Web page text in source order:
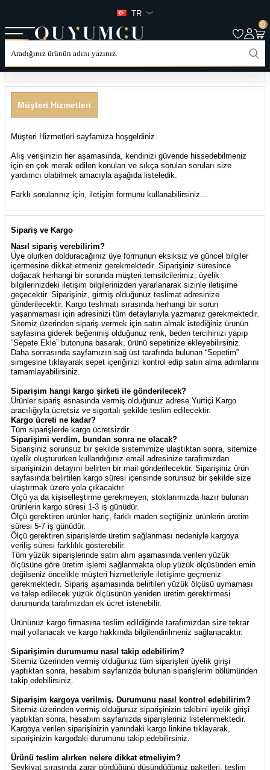
TR
0
Müşteri Hizmetleri
Müşteri Hizmetleri sayfamıza hoşgeldiniz.
Alış verişinizin her aşamasında, kendinizi güvende hissedebilmeniz
için en çok merak edilen konuları ve sıkça sorulan soruları size
yardımcı olabilmek amacıyla aşağıda listeledik.
Farklı sorularınız için, iletişim formunu kullanabilirsiniz...
Sipariş ve Kargo
Nasıl sipariş verebilirim?
Üye olurken dolduracağınız üye formunun eksiksiz ve güncel bilgiler
içermesine dikkat etmeniz gerekmektedir. Siparişiniz süresince
doğacak herhangi bir sorunda müşteri temsilcilerimiz, üyelik
bilgilerinizdeki iletişim bilgilerinizden yararlanarak sizinle iletişime
geçecektir. Siparişiniz, girmiş olduğunuz teslimat adresinize
gönderilecektir. Kargo teslimatı sırasında herhangi bir sorun
yaşanmaması için adresinizi tüm detaylarıyla yazmanız gerekmektedir.
Sitemiz üzerinden sipariş vermek için satın almak istediğiniz ürünün
sayfasına giderek beğenmiş olduğunuz renk, beden tercihinizi yapıp
“Sepete Ekle” butonuna basarak, ürünü sepetinize ekleyebilirsiniz.
Daha sonrasında sayfamızın sağ üst tarafında bulunan “Sepetim”
simgesine tıklayarak sepet içeriğinizi kontrol edip satın alma adımlarını
tamamlayabilirsiniz.
Siparişim hangi kargo şirketi ile gönderilecek?
Ürünler sipariş esnasında vermiş olduğunuz adrese Yurtiçi Kargo
aracılığıyla ücretsiz ve sigortalı şekilde teslim edilecektir.
Kargo ücreti ne kadar?
Tüm siparişlerde kargo ücretsizdir.
Siparişimi verdim, bundan sonra ne olacak?
Siparişiniz sorunsuz bir şekilde sistemimize ulaştıktan sonra, sitemize
üyelik oluştururken kullandığınız email adresinize tarafımızdan
siparişinizin detayını belirten bir mail gönderilecektir. Siparişiniz ürün
sayfasında belirtilen kargo süresi içerisinde sorunsuz bir şekilde size
ulaştırmak üzere yola çıkacaktır.
Ölçü ya da kişiselleştirme gerekmeyen, stoklarımızda hazır bulunan
ürünlerin kargo süresi 1-3 iş günüdür.
Ölçü gerektiren ürünler hariç, farklı maden seçtiğiniz ürünlerin üretim
süresi 5-7 iş günüdür.
Ölçü gerektiren siparişlerde üretim sağlanması nedeniyle kargoya
veriliş süresi farklılık gösterebilir.
Tüm yüzük siparişlerinde satın alım aşamasında verilen yüzük
ölçüsüne göre üretim işlemi sağlanmakta olup yüzük ölçüsünden emin
değilseniz öncelikle müşteri hizmetleriyle iletişime geçmeniz
gerekmektedir. Sipariş aşamasında belirtilen yüzük ölçüsü uymaması
ve talep edilecek yüzük ölçüsünün yeniden üretim gerektirmesi
durumunda tarafınızdan ek ücret istenebilir.
Ürününüz kargo firmasına teslim edildiğinde tarafımızdan size tekrar
mail yollanacak ve kargo hakkında bilgilendirilmeniz sağlanacaktır.
Siparişimin durumumu nasıl takip edebilirim?
Sitemiz üzerinden vermiş olduğunuz tüm siparişleri üyelik girişi
yaptıktan sonra, hesabım sayfanızda bulunan siparişlerim bölümünden
takip edebilirsiniz.
Siparişim kargoya verilmiş. Durumunu nasıl kontrol edebilirim?
Sitemiz üzerinden vermiş olduğunuz siparişinizin takibini üyelik girişi
yaptıktan sonra, hesabım sayfanızda siparişleriniz listelenmektedir.
Kargoya verilen siparişinizin yanındaki kargo linkine tıklayarak,
siparişinizin kargodaki durumunu takip edebilirsiniz.
Ürünü teslim alırken nelere dikkat etmeliyim?
Sevkiyat sırasında zarar gördüğünü düşündüğünüz paketleri, teslim